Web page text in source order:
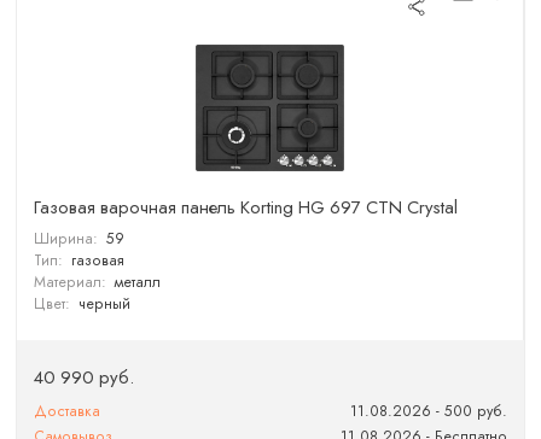
Газовая варочная панель Korting HG 697 CTN Crystal
Ширина: 59
Тип: газовая
Материал: металл
Цвет: черный
40 990 руб.
Доставка
11.08.2026 - 500 руб.